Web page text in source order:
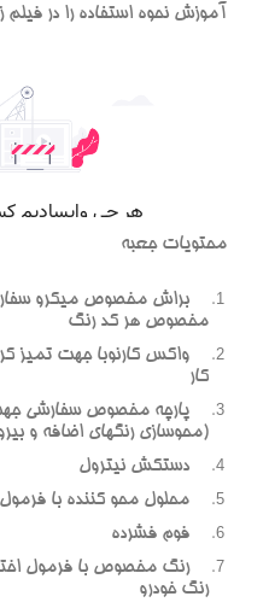
آموزش نحوه استفاده را در فيلم
محتويات جعبه
براش مخصوص ميکرو
مخصوص هر کد رنگ
واکس کارنوبا جهت تميز
کار
(محوسازي رنگهاي اضافه و
دستکش نيترول
محلول محو کننده با
فوم فشرده
رنگ مخصوص با فرمول
رنگ خودرو